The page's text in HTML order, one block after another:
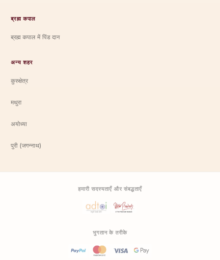
ब्रह्म कपाल
ब्रह्म कपाल में पिंड दान
अन्य शहर
कुरुक्षेत्र
मथुरा
अयोध्या
पुरी (जगन्नाथ)
हमारी सदस्यताएँ और संबद्धताएँ
भुगतान के तरीके